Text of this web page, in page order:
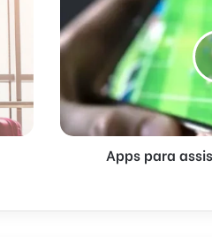
Apps para